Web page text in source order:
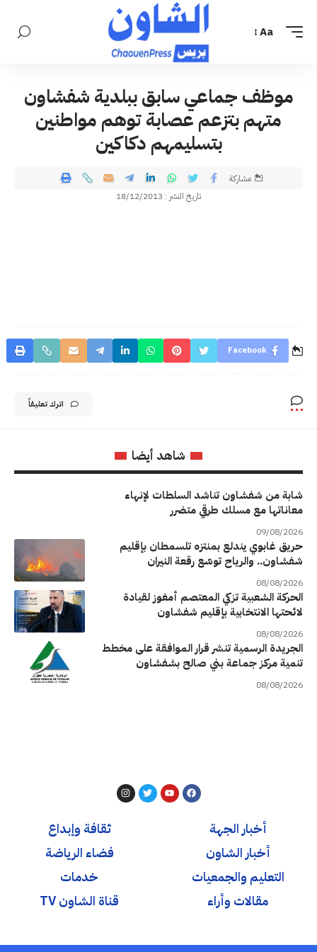
Aa
موظف جماعي سابق ببلدية شفشاون
متهم بتزعم عصابة توهم مواطنين
بتسليمهم دكاكين
تاريخ النشر : 18/12/2013
مشاركة
Facebook
اترك تعليقاً
شاهد أيضا
شابة من شفشاون تناشد السلطات لإنهاء
معاناتها مع مسلك طرقي متضرر
09/08/2026
حريق غابوي يندلع بمنتزه تلسمطان بإقليم
شفشاون.. والرياح توسّع رقعة النيران
08/08/2026
الحركة الشعبية تزكي المعتصم أمغوز لقيادة
لائحتها الانتخابية بإقليم شفشاون
08/08/2026
الجريدة الرسمية تنشر قرار الموافقة على مخطط
تنمية مركز جماعة بني صالح بشفشاون
08/08/2026
أخبار الجهة
أخبار الشاون
التعليم والجمعيات
مقالات وأراء
ثقافة وإبداع
فضاء الرياضة
خدمات
قناة الشاون TV